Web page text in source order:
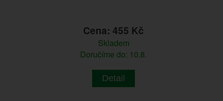
Cena: 455 Kč
Skladem
Doručíme do: 10.8.
Detail